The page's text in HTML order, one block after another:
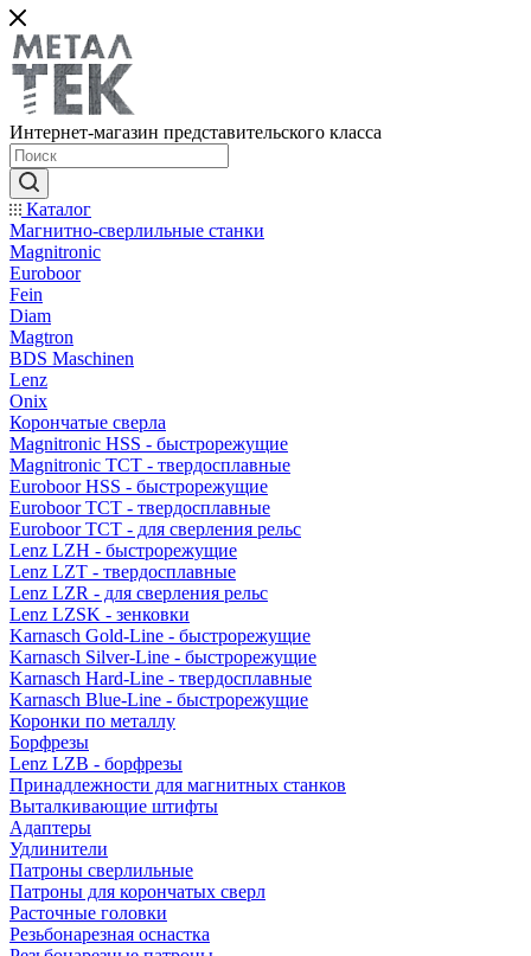
Интернет-магазин представительского класса
Каталог
Магнитно-сверлильные станки
Magnitronic
Euroboor
Fein
Diam
Magtron
BDS Maschinen
Lenz
Onix
Корончатые сверла
Magnitronic HSS - быстрорежущие
Magnitronic TCT - твердосплавные
Euroboor HSS - быстрорежущие
Euroboor TCT - твердосплавные
Euroboor TCT - для сверления рельс
Lenz LZH - быстрорежущие
Lenz LZT - твердосплавные
Lenz LZR - для сверления рельс
Lenz LZSK - зенковки
Karnasch Gold-Line - быстрорежущие
Karnasch Silver-Line - быстрорежущие
Karnasch Hard-Line - твердосплавные
Karnasch Blue-Line - быстрорежущие
Коронки по металлу
Борфрезы
Lenz LZB - борфрезы
Принадлежности для магнитных станков
Выталкивающие штифты
Адаптеры
Удлинители
Патроны сверлильные
Патроны для корончатых сверл
Расточные головки
Резьбонарезная оснастка